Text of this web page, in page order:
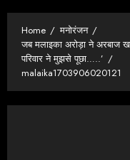
Home
मनोरंजन
जब मलाइका अरोड़ा ने अरबाज
परिवार ने मुझसे पूछा…..’
malaika1703906020121